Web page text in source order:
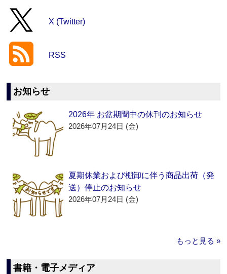
X (Twitter)
RSS
お知らせ
2026年 お盆期間中の休刊のお知らせ
2026年07月24日 (金)
夏期休業および棚卸に伴う商品出荷（発
送）停止のお知らせ
2026年07月24日 (金)
もっと見る »
書籍・電子メディア